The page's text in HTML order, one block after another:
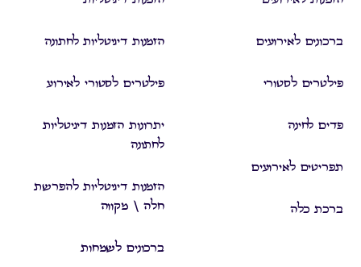
ברכונים לאירועים
פילטרים לסטורי
פדים לחינה
תפריטים לאירועים
ברכת כלה
הזמנות דיגיטליות לחתונה
פילטרים לסטורי לאירוע
יתרונות הזמנות דיגיטליות
לחתונה
הזמנות דיגיטליות להפרשת
חלה \ מקווה
ברכונים לשמחות